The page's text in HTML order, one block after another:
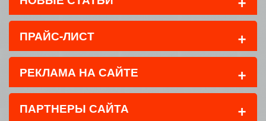
ПРАЙС-ЛИСТ +
РЕКЛАМА НА САЙТЕ +
ПАРТНЕРЫ САЙТА +